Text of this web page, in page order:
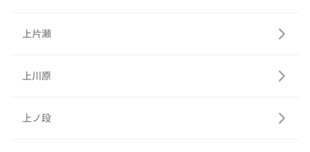
上片瀬
上川原
上ノ段